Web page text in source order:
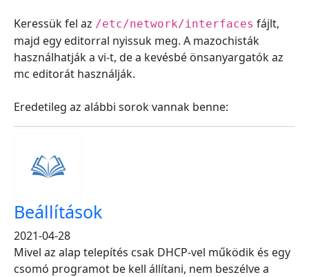
Keressük fel az /etc/network/interfaces fájlt,
majd egy editorral nyissuk meg. A mazochisták
használhatják a vi-t, de a kevésbé önsanyargatók az
mc editorát használják.
Eredetileg az alábbi sorok vannak benne:
Beállítások
2021-04-28
Mivel az alap telepítés csak DHCP-vel működik és egy
csomó programot be kell állítani, nem beszélve a